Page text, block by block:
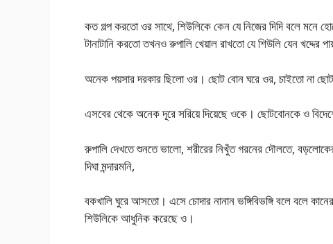
কত গল্প করতো ওর সাথে, শিউলিকে কেন যে নিজের দিদি বলে মনে
টানাটানি করতো তখনও রুপালি খেয়াল রাখতো যে শিউলি যেন
অনেক পয়সার দরকার ছিলো ওর। ছোট বোন ঘরে ওর, চাইতো না
এসবের থেকে অনেক দূরে সরিয়ে দিয়েছে ওকে। ছোটবোনকে ও বিদেশে
রুপালি দেখতে শুনতে ভালো, শরীরের নিখুঁত গরনের দৌলতে,
দিঘা মন্দারমনি,
বকখালি ঘুরে আসতো। এসে চোদার নানান ভঙ্গিবিভঙ্গি বলে বলে
শিউলিকে আধুনিক করেছে ও।